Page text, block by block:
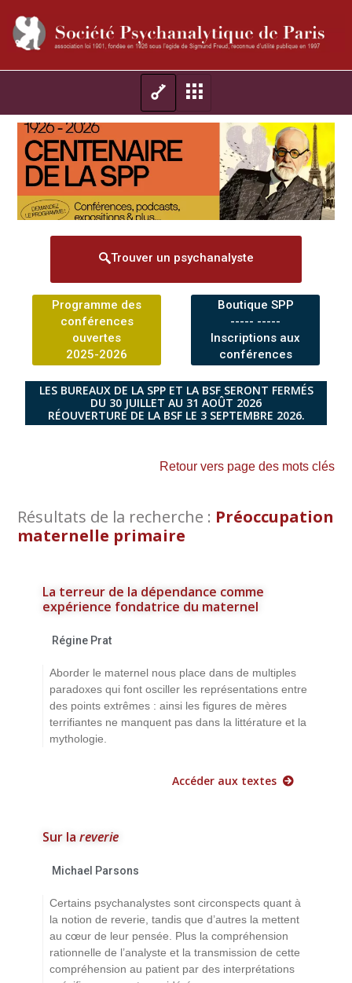
Trouver un psychanalyste
Programme des
conférences
ouvertes
2025-2026
Boutique SPP
----- -----
Inscriptions aux
conférences
LES BUREAUX DE LA SPP ET LA BSF SERONT FERMÉS
DU 30 JUILLET AU 31 AOÛT 2026
RÉOUVERTURE DE LA BSF LE 3 SEPTEMBRE 2026.
Retour vers page des mots clés
Résultats de la recherche : Préoccupation
maternelle primaire
La terreur de la dépendance comme
expérience fondatrice du maternel
Régine Prat
Aborder le maternel nous place dans de multiples
paradoxes qui font osciller les représentations entre
des points extrêmes : ainsi les figures de mères
terrifiantes ne manquent pas dans la littérature et la
mythologie.
Accéder aux textes
Sur la reverie
Michael Parsons
Certains psychanalystes sont circonspects quant à
la notion de reverie, tandis que d’autres la mettent
au cœur de leur pensée. Plus la compréhension
rationnelle de l’analyste et la transmission de cette
compréhension au patient par des interprétations